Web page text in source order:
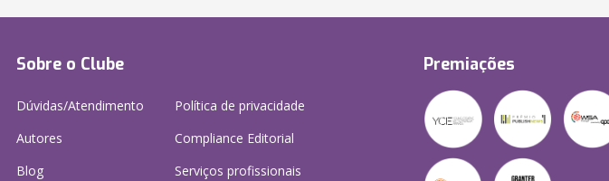
Sobre o Clube
Dúvidas/Atendimento
Autores
Blog
Política de privacidade
Compliance Editorial
Serviços profissionais
Premiações